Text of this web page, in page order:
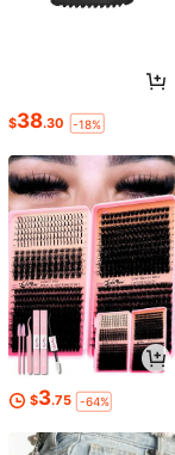
$38.30 -18%
$3.75 -64%